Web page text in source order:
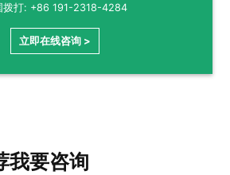
拨打: +86 191-2318-4284
立即在线咨询 >
我要咨询